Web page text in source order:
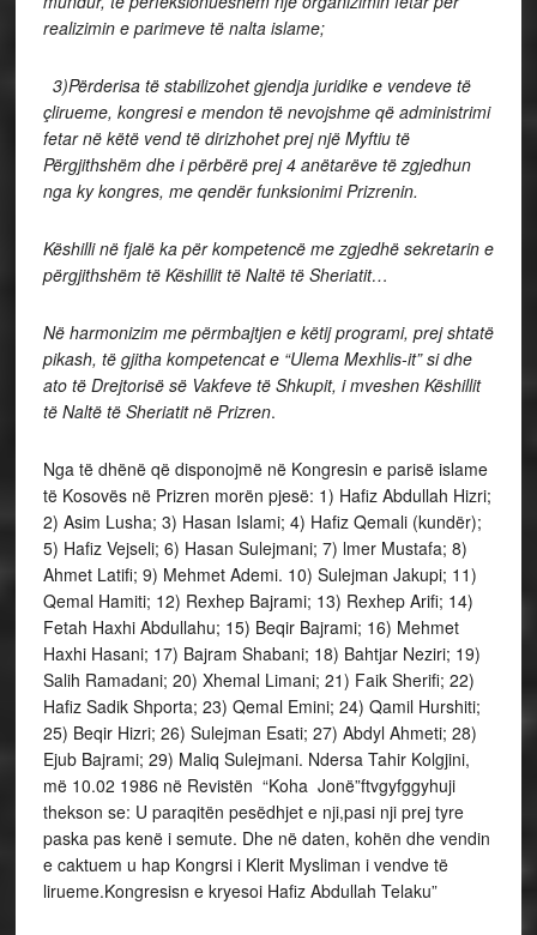
realizimin e parimeve të nalta islame;
3)Përderisa të stabilizohet gjendja juridike e vendeve të
çlirueme, kongresi e mendon të nevojshme që administrimi
fetar në këtë vend të dirizhohet prej një Myftiu të
Përgjithshëm dhe i përbërë prej 4 anëtarëve të zgjedhun
nga ky kongres, me qendër funksionimi Prizrenin.
Këshilli në fjalë ka për kompetencë me zgjedhë sekretarin e
përgjithshëm të Këshillit të Naltë të Sheriatit…
Në harmonizim me përmbajtjen e këtij programi, prej shtatë
pikash, të gjitha kompetencat e “Ulema Mexhlis-it” si dhe
ato të Drejtorisë së Vakfeve të Shkupit, i mveshen Këshillit
të Naltë të Sheriatit në Prizren.
Nga të dhënë që disponojmë në Kongresin e parisë islame
të Kosovës në Prizren morën pjesë: 1) Hafiz Abdullah Hizri;
2) Asim Lusha; 3) Hasan Islami; 4) Hafiz Qemali (kundër);
5) Hafiz Vejseli; 6) Hasan Sulejmani; 7) lmer Mustafa; 8)
Ahmet Latifi; 9) Mehmet Ademi. 10) Sulejman Jakupi; 11)
Qemal Hamiti; 12) Rexhep Bajrami; 13) Rexhep Arifi; 14)
Fetah Haxhi Abdullahu; 15) Beqir Bajrami; 16) Mehmet
Haxhi Hasani; 17) Bajram Shabani; 18) Bahtjar Neziri; 19)
Salih Ramadani; 20) Xhemal Limani; 21) Faik Sherifi; 22)
Hafiz Sadik Shporta; 23) Qemal Emini; 24) Qamil Hurshiti;
25) Beqir Hizri; 26) Sulejman Esati; 27) Abdyl Ahmeti; 28)
Ejub Bajrami; 29) Maliq Sulejmani. Ndersa Tahir Kolgjini,
më 10.02 1986 në Revistën “Koha Jonë”ftvgyfggyhuji
thekson se: U paraqitën pesëdhjet e nji,pasi nji prej tyre
paska pas kenë i semute. Dhe në daten, kohën dhe vendin
e caktuem u hap Kongrsi i Klerit Mysliman i vendve të
lirueme.Kongresisn e kryesoi Hafiz Abdullah Telaku”